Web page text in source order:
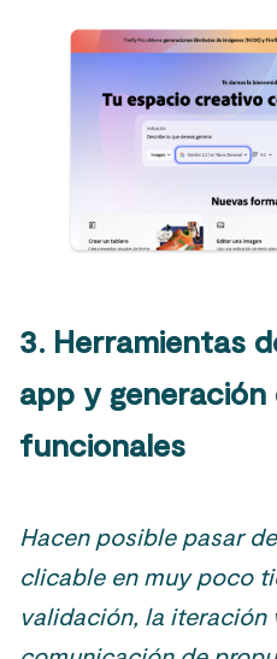
3. Herramientas
app y generación
funcionales
Hacen posible pasar
clicable en muy poco
validación, la iteración